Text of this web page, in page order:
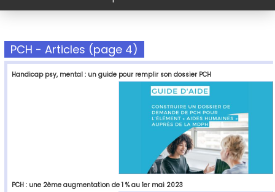
PCH - Articles (page 4)
Handicap psy, mental : un guide pour remplir son dossier PCH
PCH : une 2ème augmentation de 1 % au 1er mai 2023